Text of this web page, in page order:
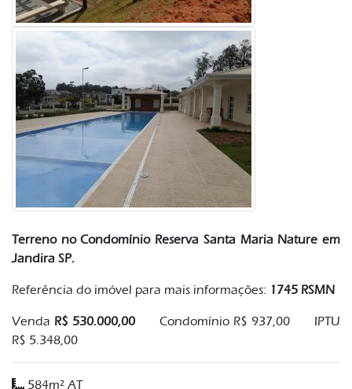
Terreno no Condomínio Reserva Santa Maria Nature em
Jandira SP.
Referência do imóvel para mais informações: 1745 RSMN
Venda R$ 530.000,00 Condomínio R$ 937,00 IPTU
R$ 5.348,00
584m² AT